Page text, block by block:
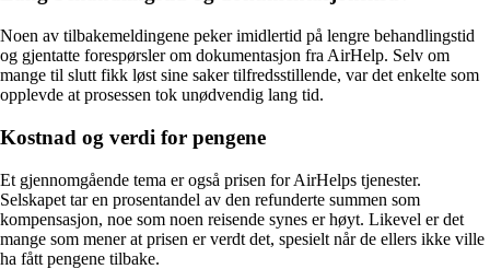
Noen av tilbakemeldingene peker imidlertid på lengre behandlingstid
og gjentatte forespørsler om dokumentasjon fra AirHelp. Selv om
mange til slutt fikk løst sine saker tilfredsstillende, var det enkelte som
opplevde at prosessen tok unødvendig lang tid.
Kostnad og verdi for pengene
Et gjennomgående tema er også prisen for AirHelps tjenester.
Selskapet tar en prosentandel av den refunderte summen som
kompensasjon, noe som noen reisende synes er høyt. Likevel er det
mange som mener at prisen er verdt det, spesielt når de ellers ikke ville
ha fått pengene tilbake.